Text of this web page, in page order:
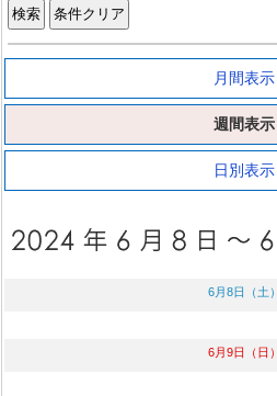
月間表示
週間表示
日別表示
6月8日（土）
6月9日（日）